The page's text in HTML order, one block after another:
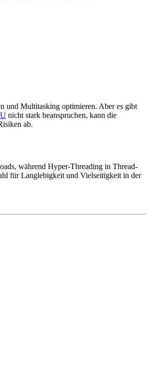
und Multitasking optimieren. Aber es gibt
nicht stark beanspruchen, kann die
ab.
während Hyper-Threading in Thread-
für Langlebigkeit und Vielseitigkeit in der